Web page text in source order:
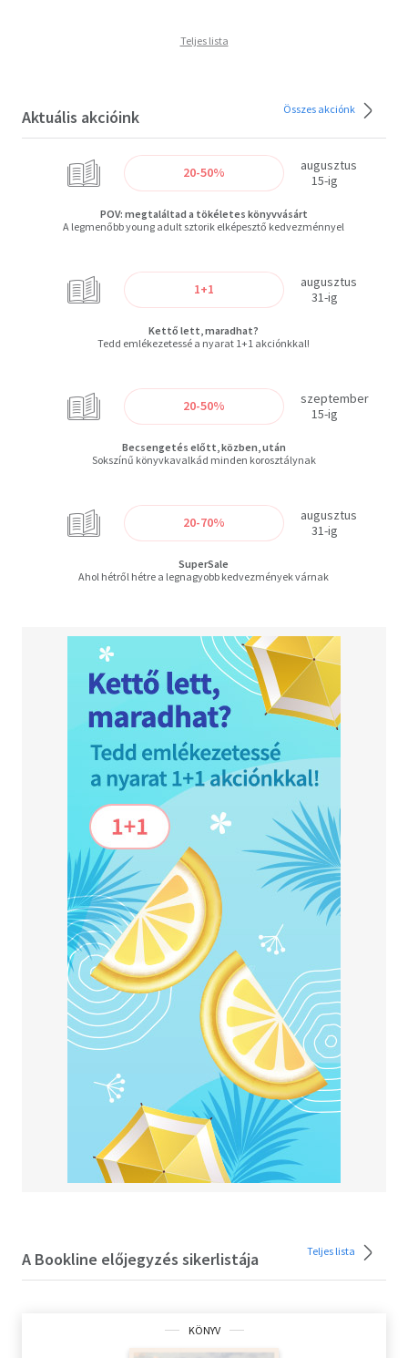
Teljes lista
Aktuális akcióink Összes akciónk
20-50%
POV: megtaláltad a tökéletes könyvvásárt
A legmenőbb young adult sztorik elképesztő kedvezménnyel
augusztus
15-ig
1+1
Kettő lett, maradhat?
Tedd emlékezetessé a nyarat 1+1 akciónkkal!
augusztus
31-ig
20-50%
Becsengetés előtt, közben, után
Sokszínű könyvkavalkád minden korosztálynak
szeptember
15-ig
20-70%
SuperSale
Ahol hétről hétre a legnagyobb kedvezmények várnak
augusztus
31-ig
A Bookline előjegyzés sikerlistája Teljes lista
KÖNYV